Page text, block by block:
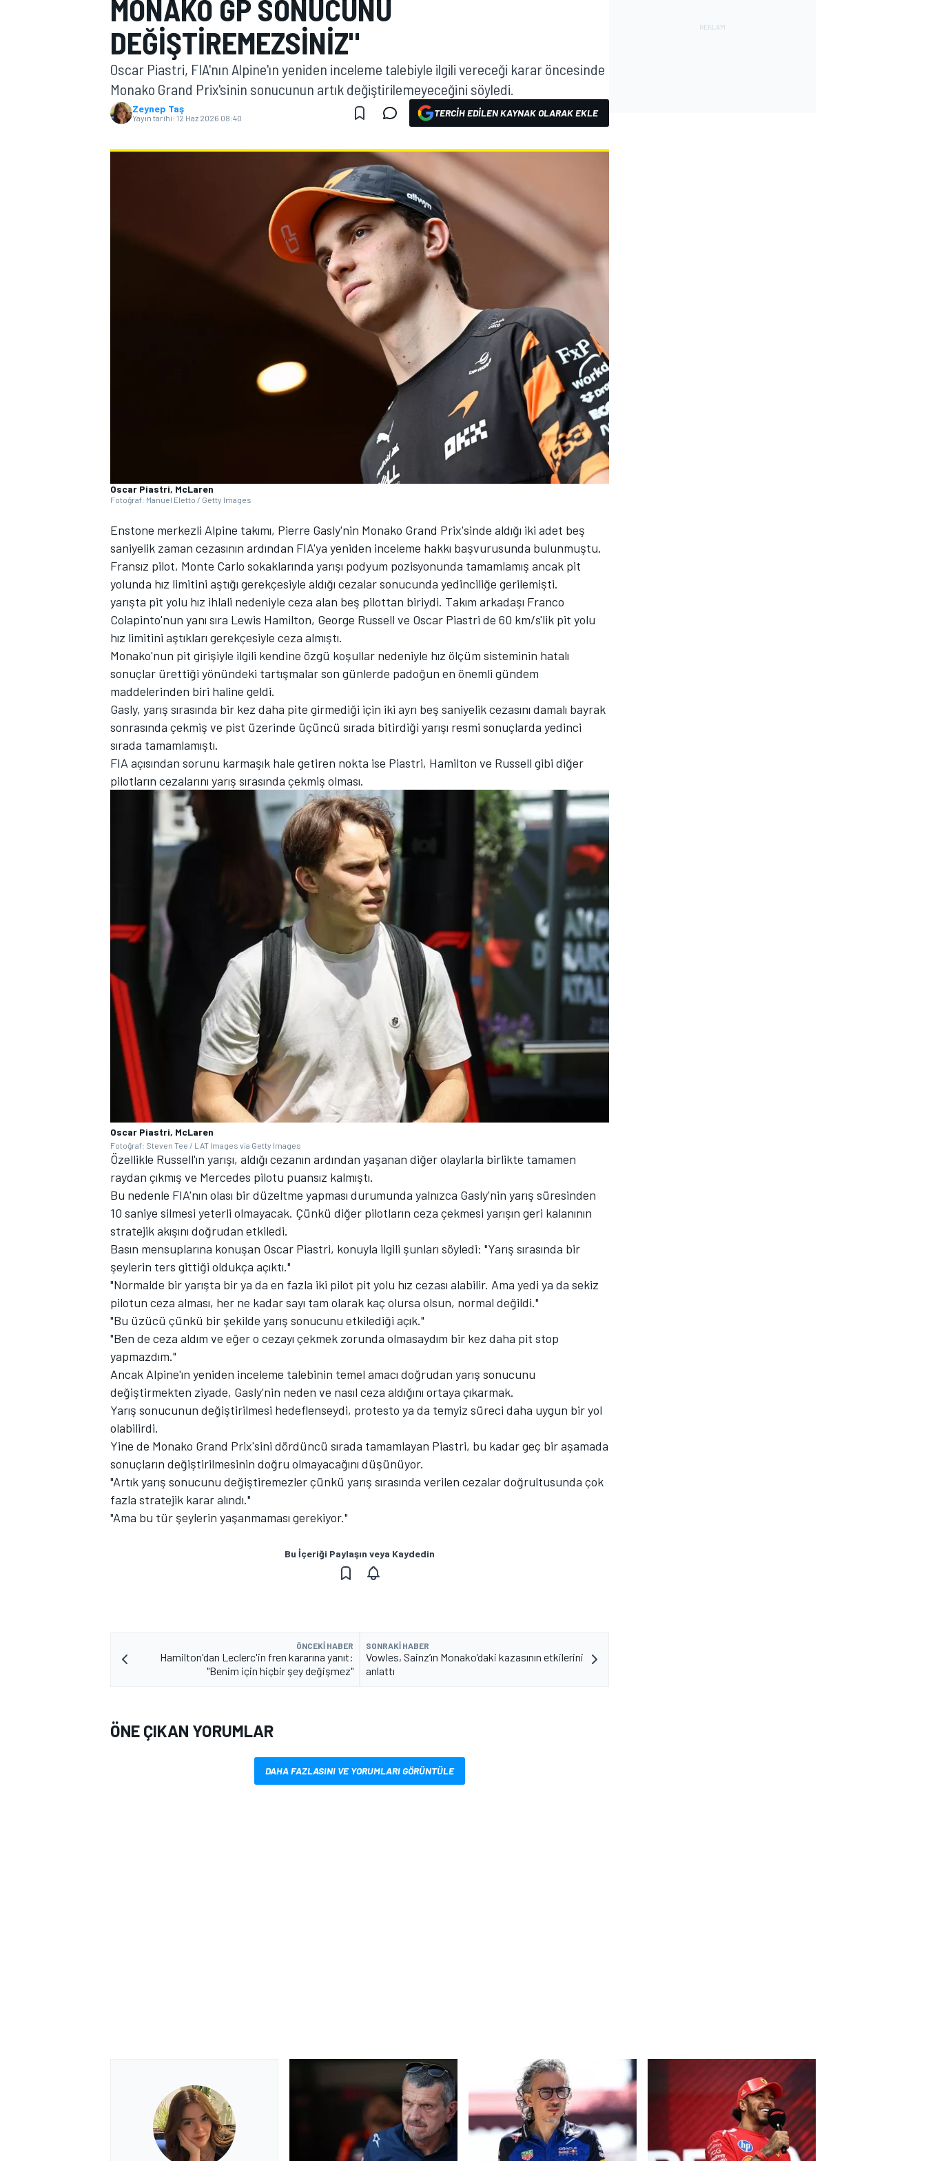
MOTOGP
TÜRK SPORCULAR
MOTOSİKLET
MONAKO GP SONUCUNU
DEĞIŞTIREMEZSINIZ"
Oscar Piastri, FIA'nın Alpine'ın yeniden inceleme talebiyle ilgili vereceği karar öncesinde
Monako Grand Prix'sinin sonucunun artık değiştirilemeyeceğini söyledi.
Zeynep Taş
Yayın tarihi: 12 Haz 2026 08:40 TERCIH EDILEN KAYNAK OLARAK EKLE
Oscar Piastri, McLaren
Fotoğraf: Manuel Eletto / Getty Images
Enstone merkezli Alpine takımı, Pierre Gasly'nin Monako Grand Prix'sinde aldığı iki adet beş
saniyelik zaman cezasının ardından FIA'ya yeniden inceleme hakkı başvurusunda bulunmuştu.
Fransız pilot, Monte Carlo sokaklarında yarışı podyum pozisyonunda tamamlamış ancak pit
yolunda hız limitini aştığı gerekçesiyle aldığı cezalar sonucunda yedinciliğe gerilemişti.
yarışta pit yolu hız ihlali nedeniyle ceza alan beş pilottan biriydi. Takım arkadaşı Franco
Colapinto'nun yanı sıra Lewis Hamilton, George Russell ve Oscar Piastri de 60 km/s'lik pit yolu
hız limitini aştıkları gerekçesiyle ceza almıştı.
Monako'nun pit girişiyle ilgili kendine özgü koşullar nedeniyle hız ölçüm sisteminin hatalı
sonuçlar ürettiği yönündeki tartışmalar son günlerde padoğun en önemli gündem
maddelerinden biri haline geldi.
Gasly, yarış sırasında bir kez daha pite girmediği için iki ayrı beş saniyelik cezasını damalı bayrak
sonrasında çekmiş ve pist üzerinde üçüncü sırada bitirdiği yarışı resmi sonuçlarda yedinci
sırada tamamlamıştı.
FIA açısından sorunu karmaşık hale getiren nokta ise Piastri, Hamilton ve Russell gibi diğer
pilotların cezalarını yarış sırasında çekmiş olması.
Oscar Piastri, McLaren
Fotoğraf: Steven Tee / LAT Images via Getty Images
Özellikle Russell'ın yarışı, aldığı cezanın ardından yaşanan diğer olaylarla birlikte tamamen
raydan çıkmış ve Mercedes pilotu puansız kalmıştı.
Bu nedenle FIA'nın olası bir düzeltme yapması durumunda yalnızca Gasly'nin yarış süresinden
10 saniye silmesi yeterli olmayacak. Çünkü diğer pilotların ceza çekmesi yarışın geri kalanının
stratejik akışını doğrudan etkiledi.
Basın mensuplarına konuşan Oscar Piastri, konuyla ilgili şunları söyledi: "Yarış sırasında bir
şeylerin ters gittiği oldukça açıktı."
"Normalde bir yarışta bir ya da en fazla iki pilot pit yolu hız cezası alabilir. Ama yedi ya da sekiz
pilotun ceza alması, her ne kadar sayı tam olarak kaç olursa olsun, normal değildi."
"Bu üzücü çünkü bir şekilde yarış sonucunu etkilediği açık."
"Ben de ceza aldım ve eğer o cezayı çekmek zorunda olmasaydım bir kez daha pit stop
yapmazdım."
Ancak Alpine'ın yeniden inceleme talebinin temel amacı doğrudan yarış sonucunu
değiştirmekten ziyade, Gasly'nin neden ve nasıl ceza aldığını ortaya çıkarmak.
Yarış sonucunun değiştirilmesi hedeflenseydi, protesto ya da temyiz süreci daha uygun bir yol
olabilirdi.
Yine de Monako Grand Prix'sini dördüncü sırada tamamlayan Piastri, bu kadar geç bir aşamada
sonuçların değiştirilmesinin doğru olmayacağını düşünüyor.
"Artık yarış sonucunu değiştiremezler çünkü yarış sırasında verilen cezalar doğrultusunda çok
fazla stratejik karar alındı."
"Ama bu tür şeylerin yaşanmaması gerekiyor."
Bu İçeriği Paylaşın veya Kaydedin
ÖNCEKI HABER
Hamilton'dan Leclerc'in fren kararına yanıt:
"Benim için hiçbir şey değişmez"
SONRAKI HABER
Vowles, Sainz’ın Monako’daki kazasının etkilerini
anlattı
ÖNE ÇIKAN YORUMLAR
DAHA FAZLASINI VE YORUMLARI GÖRÜNTÜLE